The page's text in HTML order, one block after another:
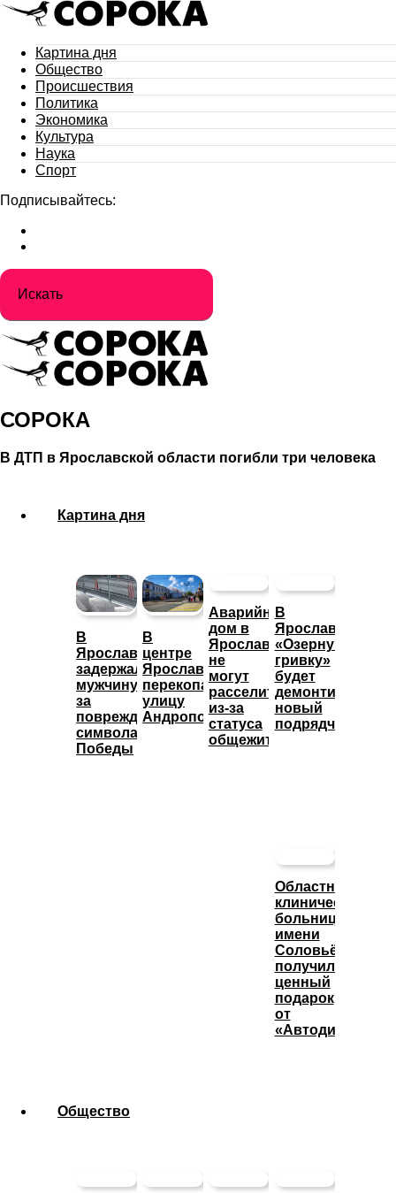
Картина дня
Общество
Происшествия
Политика
Экономика
Культура
Наука
Спорт
Подписывайтесь:
СОРОКА
В ДТП в Ярославской области погибли три человека
Картина дня
В
Ярославле
задержали
мужчину
за
повреждение
символа
Победы
В
центре
Ярославля
перекопали
улицу
Андропова
Аварийный
дом в
Ярославле
не
могут
расселить
из-за
статуса
общежития
В
Ярославле
«Озерную
гривку»
будет
демонтировать
новый
подрядчик
Областная
клиническая
больница
имени
Соловьёва
получила
ценный
подарок
от
«Автодизеля»
Общество